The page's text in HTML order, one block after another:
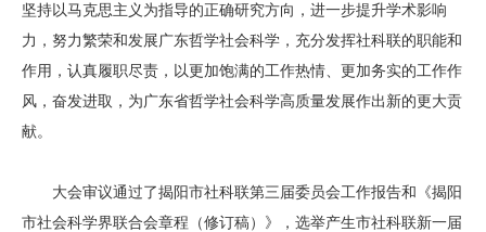
坚持以马克思主义为指导的正确研究方向，进一步提升学术影响
力，努力繁荣和发展广东哲学社会科学，充分发挥社科联的职能和
作用，认真履职尽责，以更加饱满的工作热情、更加务实的工作作
风，奋发进取，为广东省哲学社会科学高质量发展作出新的更大贡
献。
大会审议通过了揭阳市社科联第三届委员会工作报告和《揭阳
市社会科学界联合会章程（修订稿）》，选举产生市社科联新一届